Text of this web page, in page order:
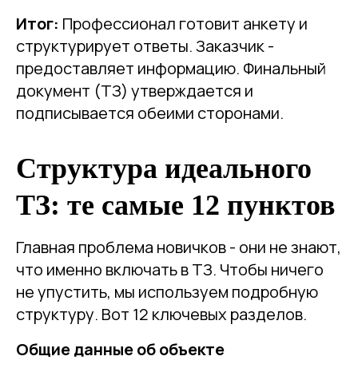
Итог: Профессионал готовит анкету и
структурирует ответы. Заказчик -
предоставляет информацию. Финальный
документ (ТЗ) утверждается и
подписывается обеими сторонами.
Структура идеального
ТЗ: те самые 12 пунктов
Главная проблема новичков - они не знают,
что именно включать в ТЗ. Чтобы ничего
не упустить, мы используем подробную
структуру. Вот 12 ключевых разделов.
Общие данные об объекте